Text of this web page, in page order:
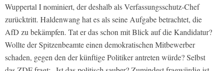
Wuppertal I nominiert, der deshalb als Verfassungsschutz-Chef
zurücktritt. Haldenwang hat es als seine Aufgabe betrachtet, die
AfD zu bekämpfen. Tat er das schon mit Blick auf die Kandidatur?
Wollte der Spitzenbeamte einen demokratischen Mitbewerber
schaden, gegen den der künftige Politiker antreten würde? Selbst